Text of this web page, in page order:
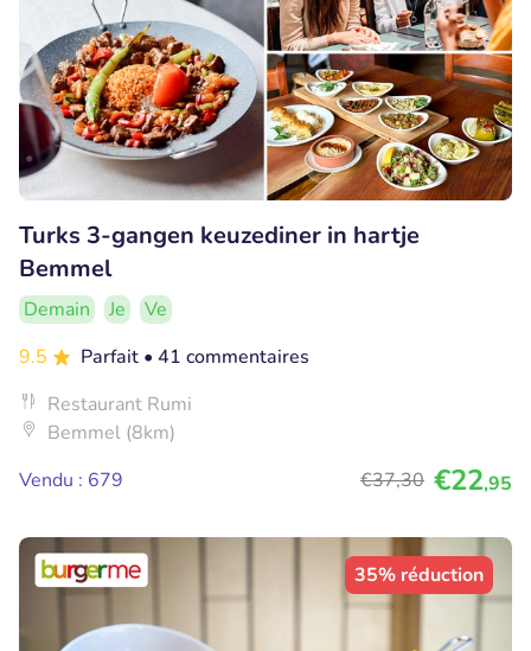
Turks 3-gangen keuzediner in hartje
Bemmel
Demain Je
Ve
9.5
Parfait • 41 commentaires
Restaurant Rumi
Bemmel (8km)
Vendu : 679
€37,30 €22,95
35% réduction